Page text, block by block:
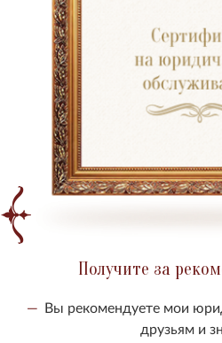
Получите за
Вы рекомендуете мои
друзьям и